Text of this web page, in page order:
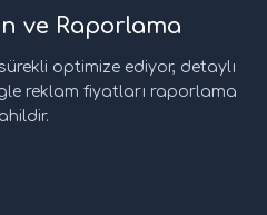
ve Raporlama
optimize ediyor, detaylı
reklam fiyatları raporlama